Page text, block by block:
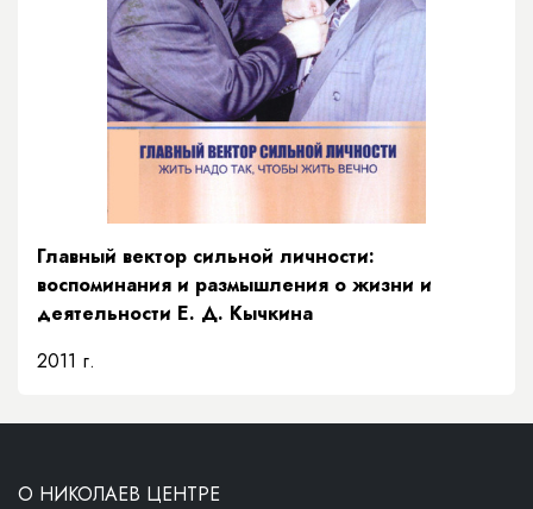
Главный вектор сильной личности:
воспоминания и размышления о жизни и
деятельности Е. Д. Кычкина
2011 г.
О НИКОЛАЕВ ЦЕНТРЕ